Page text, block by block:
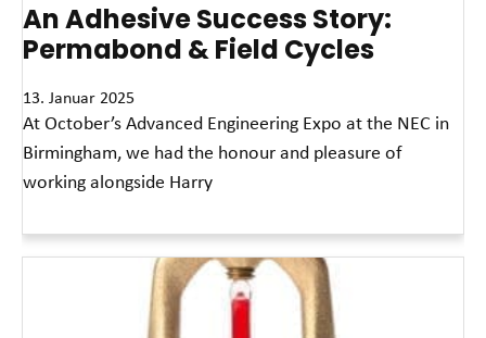
An Adhesive Success Story:
Permabond & Field Cycles
13. Januar 2025
At October’s Advanced Engineering Expo at the NEC in
Birmingham, we had the honour and pleasure of
working alongside Harry